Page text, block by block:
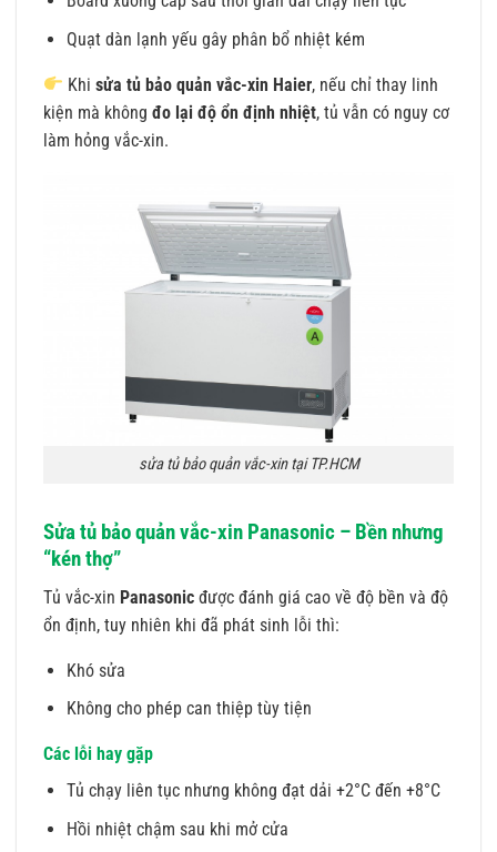
Quạt dàn lạnh yếu gây phân bổ nhiệt kém
Khisửa tủ bảo quản vắc-xin Haier, nếu chỉ thay linh
kiện mà không đo lại độ ổn định nhiệt, tủ vẫn có nguy cơ
làm hỏng vắc-xin.
sửa tủ bảo quản vắc-xin tại TP.HCM
Sửa tủ bảo quản vắc-xin Panasonic – Bền nhưng
“kén thợ”
Tủ vắc-xin Panasonic được đánh giá cao về độ bền và độ
ổn định, tuy nhiên khi đã phát sinh lỗi thì:
Khó sửa
Không cho phép can thiệp tùy tiện
Các lỗi hay gặp
Tủ chạy liên tục nhưng không đạt dải +2°C đến +8°C
Hồi nhiệt chậm sau khi mở cửa